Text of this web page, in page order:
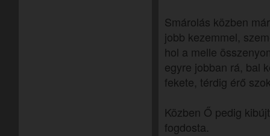
Smárolás közben
jobb kezemmel,
hol a melle
egyre jobban rá, bal
fekete, térdig érő
Közben Ő pedig
fogdosta.